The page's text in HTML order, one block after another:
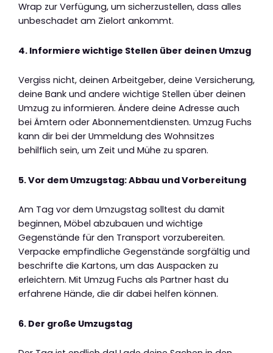
Wrap zur Verfügung, um sicherzustellen, dass alles
unbeschadet am Zielort ankommt.
4. Informiere wichtige Stellen über deinen Umzug
Vergiss nicht, deinen Arbeitgeber, deine Versicherung,
deine Bank und andere wichtige Stellen über deinen
Umzug zu informieren. Ändere deine Adresse auch
bei Ämtern oder Abonnementdiensten. Umzug Fuchs
kann dir bei der Ummeldung des Wohnsitzes
behilflich sein, um Zeit und Mühe zu sparen.
5. Vor dem Umzugstag: Abbau und Vorbereitung
Am Tag vor dem Umzugstag solltest du damit
beginnen, Möbel abzubauen und wichtige
Gegenstände für den Transport vorzubereiten.
Verpacke empfindliche Gegenstände sorgfältig und
beschrifte die Kartons, um das Auspacken zu
erleichtern. Mit Umzug Fuchs als Partner hast du
erfahrene Hände, die dir dabei helfen können.
6. Der große Umzugstag